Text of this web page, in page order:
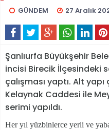
GÜNDEM 27 Aralık
Şanlıurfa Büyükşehir
incisi Birecik İlçesindeki
çalışması yaptı. Alt yapı
Kelaynak Caddesi ile
serimi yapıldı.
Her yıl yüzbinlerce yerli ve